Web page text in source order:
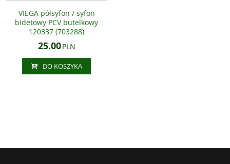
VIEGA półsyfon / syfon
bidetowy PCV butelkowy
120337 (703288)
25.00PLN
DO KOSZYKA